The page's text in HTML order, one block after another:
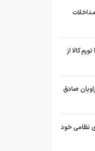
مداخلات
کالا از
صادق
نظامی خود